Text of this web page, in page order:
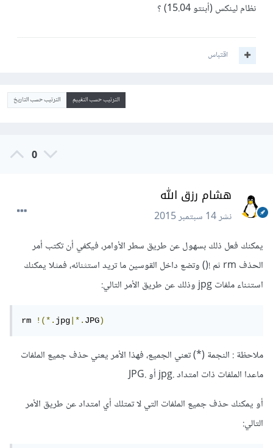
نظام لينكس (أبنتو 15.04) ؟
اقتباس
الترتيب حسب التقييم الترتيب حسب التاريخ
0
هشام رزق الله
نشر14 سبتمبر 2015
يمكنك فعل ذلك بسهول عن طريق سطر الأوامر، فيكفي أن تكتب أمر
الحذف rm ثم !() وتضع داخل القوسين ما تريد استثنائه، فمثلا يمكنك
استثناء ملفات jpg وذلك عن طريق الأمر التالي:
rm !(*.jpg |*.JPG)
ملاحظة : النجمة (*) تعني الجميع، فهذا الأمر يعني حذف جميع الملفات
ماعدا الملفات ذات امتداد .jpg أو .JPG
أو يمكنك حذف جميع الملفات التي لا تمتلك أي امتداد عن طريق الأمر
التالي: